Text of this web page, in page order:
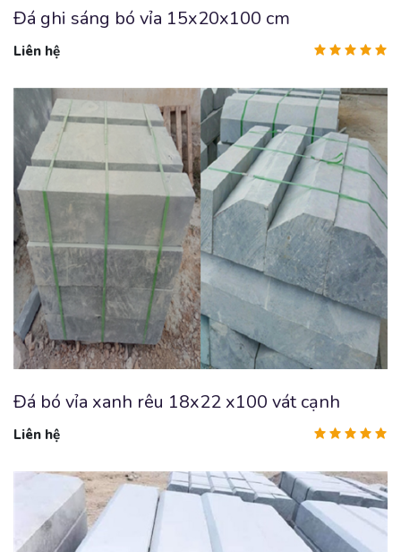
Đá ghi sáng bó vỉa 15x20x100 cm
Liên hệ
Đá bó vỉa xanh rêu 18x22 x100 vát cạnh
Liên hệ